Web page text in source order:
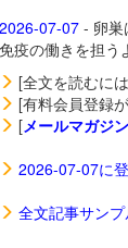
2026-07-07- 卵巣
免疫の働きを担う
[全文を読むには
[有料会員登録
[メールマガジン
2026-07-07に
全文記事サンプ